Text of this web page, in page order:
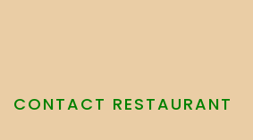
CONTACT RESTAURANT